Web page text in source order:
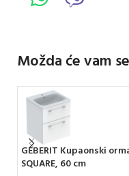
Možda će vam
GEBERIT Kupaonski
SQUARE, 60 cm